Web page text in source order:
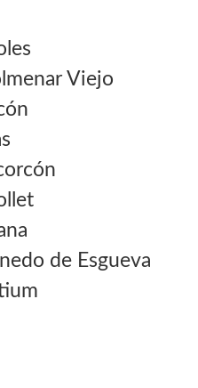
Viejo
de Esgueva